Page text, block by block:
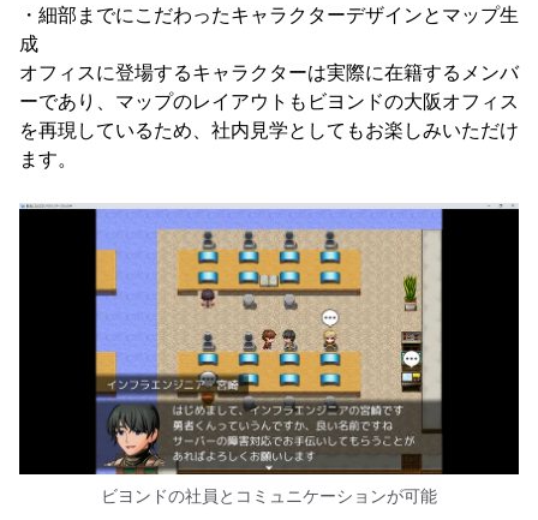
・細部までにこだわったキャラクターデザインとマップ生
成
オフィスに登場するキャラクターは実際に在籍するメンバ
ーであり、マップのレイアウトもビヨンドの大阪オフィス
を再現しているため、社内見学としてもお楽しみいただけ
ます。
ビヨンドの社員とコミュニケーションが可能